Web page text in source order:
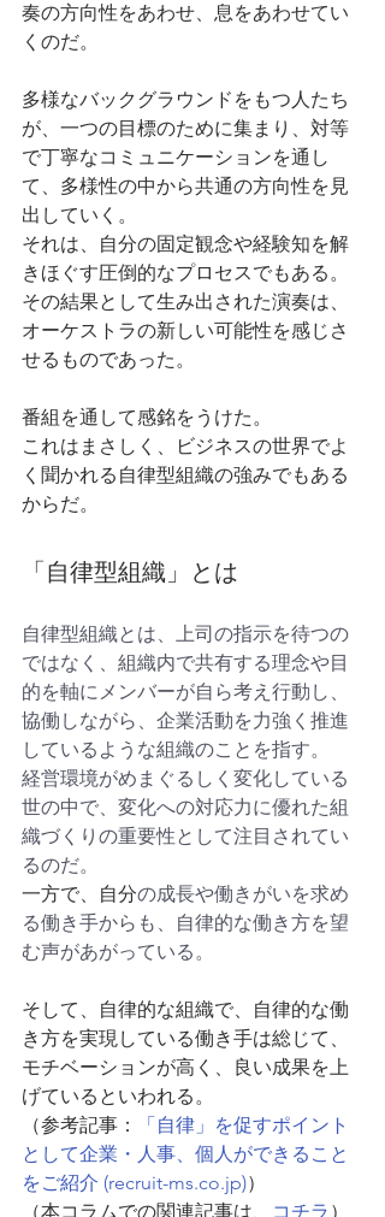
奏の方向性をあわせ、息をあわせてい
くのだ。
多様なバックグラウンドをもつ人たち
が、一つの目標のために集まり、対等
で丁寧なコミュニケーションを通し
て、多様性の中から共通の方向性を見
出していく。
それは、自分の固定観念や経験知を解
きほぐす圧倒的なプロセスでもある。
その結果として生み出された演奏は、
オーケストラの新しい可能性を感じさ
せるものであった。
番組を通して感銘をうけた。
これはまさしく、ビジネスの世界でよ
く聞かれる自律型組織の強みでもある
からだ。
「自律型組織」とは
自律型組織とは、上司の指示を待つの
ではなく、組織内で共有する理念や目
的を軸にメンバーが自ら考え行動し、
協働しながら、企業活動を力強く推進
しているような組織のことを指す。
経営環境がめまぐるしく変化している
世の中で、変化への対応力に優れた組
織づくりの重要性として注目されてい
るのだ。
一方で、自分の成長や働きがいを求め
る働き手からも、自律的な働き方を望
む声があがっている。
そして、自律的な組織で、自律的な働
き方を実現している働き手は総じて、
モチベーションが高く、良い成果を上
げているといわれる。
（参考記事：
「自律」を促すポイント
として企業・人事、個人ができること
をご紹介 (recruit-ms.co.jp)）
（本コラムでの関連記事は、
コチラ ）